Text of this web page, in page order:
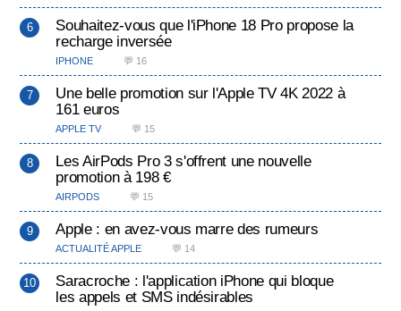
Souhaitez-vous que l'iPhone 18 Pro propose la
recharge inversée
IPHONE 💬 16
Une belle promotion sur l'Apple TV 4K 2022 à
161 euros
APPLE TV 💬 15
Les AirPods Pro 3 s'offrent une nouvelle
promotion à 198 €
AIRPODS 💬 15
Apple : en avez-vous marre des rumeurs
ACTUALITÉ APPLE 💬 14
Saracroche : l'application iPhone qui bloque
les appels et SMS indésirables